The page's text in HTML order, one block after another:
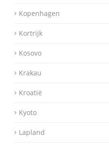
Kopenhagen
Kortrijk
Kosovo
Krakau
Kroatië
Kyoto
Lapland